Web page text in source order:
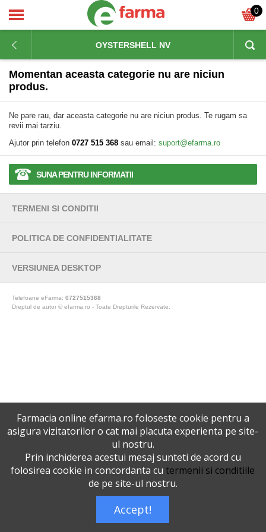
0
OYSTERSHELL NV
Momentan aceasta categorie nu are niciun
produs.
Ne pare rau, dar aceasta categorie nu are niciun produs. Te rugam sa
revii mai tarziu.
Ajutor prin telefon 0727 515 368 sau email: suport@efarma.ro
SUNA PENTRU INFORMATII
TERMENI SI CONDITII
POLITICA DE CONFIDENTIALITATE
VERSIUNEA DESKTOP
Telefoane eFarma: 0727515368
Dreptul de autor © efarma.ro - Toate Drepturile Rezervate.
Farmacia online efarma.ro foloseste cookie pentru a
asigura vizitatorilor o cat mai placuta experienta pe site-
ul nostru.
Prin inchiderea acestui mesaj sunteti de acord cu
folosirea cookie in concordanta cu termenii si conditiile
de pe site-ul nostru.
Accept!